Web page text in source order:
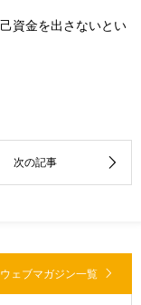
資金を出さないとい
ェブマガジン一覧